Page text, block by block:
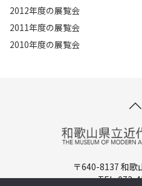
2012年度の展覧会
2011年度の展覧会
2010年度の展覧会
〒640-8137 和
TEL. 073-